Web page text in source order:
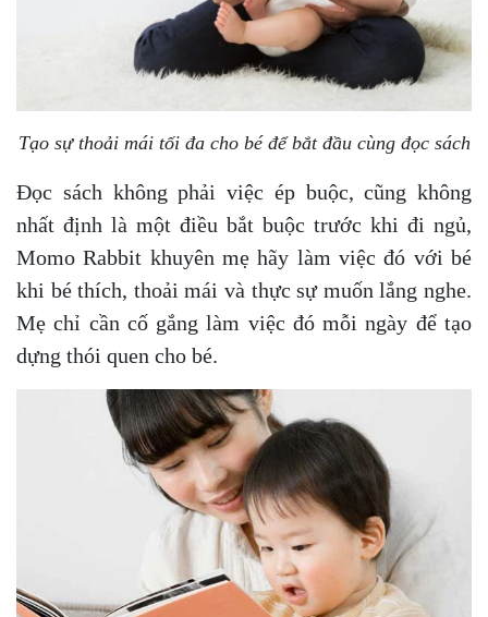
Tạo sự thoải mái tối đa cho bé để bắt đầu cùng đọc sách
Đọc sách không phải việc ép buộc, cũng không
nhất định là một điều bắt buộc trước khi đi ngủ,
Momo Rabbit khuyên mẹ hãy làm việc đó với bé
khi bé thích, thoải mái và thực sự muốn lắng nghe.
Mẹ chỉ cần cố gắng làm việc đó mỗi ngày để tạo
dựng thói quen cho bé.